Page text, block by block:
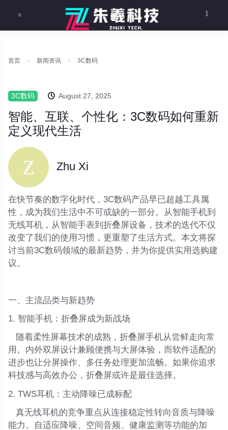
首页 新闻资讯 3C数码
3C数码 August 27, 2025
智能、互联、个性化：3C数码如何重新
定义现代生活
Zhu Xi
在快节奏的数字化时代，3C数码产品早已超越工具属
性，成为我们生活中不可或缺的一部分。从智能手机到
无线耳机，从智能手表到折叠屏设备，技术的迭代不仅
改变了我们的使用习惯，更重塑了生活方式。本文将探
讨当前3C数码领域的最新趋势，并为你提供实用选购建
议。
一、主流品类与新趋势
1. 智能手机：折叠屏成为新战场
随着柔性屏幕技术的成熟，折叠屏手机从尝鲜走向常
用。内外双屏设计兼顾便携与大屏体验，而软件适配的
进步也让分屏操作、多任务处理更加流畅。如果你追求
科技感与高效办公，折叠屏或许是最佳选择。
2.TWS耳机：主动降噪已成标配
‍真无线耳机的竞争重点从连接稳定性转向音质与降噪
能力。自适应降噪、空间音频、健康监测等功能的加